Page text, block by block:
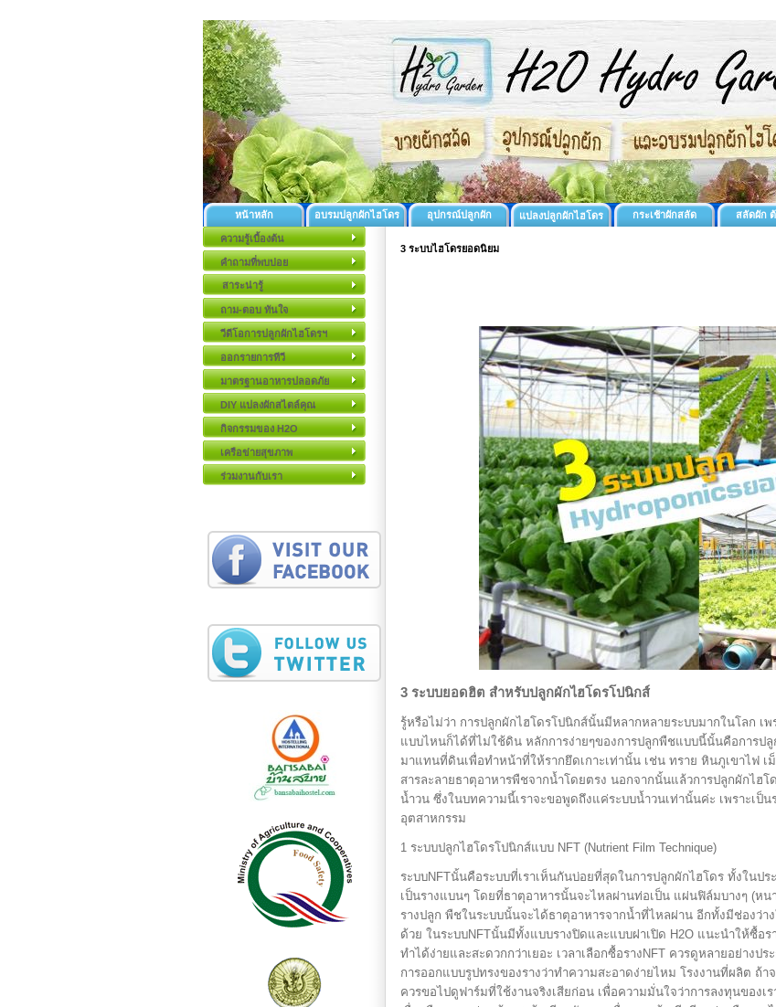
หน้าหลัก อบรมปลูกผักไฮโดร อุปกรณ์ปลูกผัก แปลงปลูกผักไฮโดร กระเช้าผักสลัด สลัดผัก
ความรู้เบื้องต้น
คำถามที่พบบ่อย
สาระน่ารู้
ถาม-ตอบ ทันใจ
วีดีโอการปลูกผักไฮโดรฯ
ออกรายการทีวี
มาตรฐานอาหารปลอดภัย
DIY แปลงผักสไตล์คุณ
กิจกรรมของ H2O
เครือข่ายสุขภาพ
ร่วมงานกับเรา
3 ระบบไฮโดรยอดนิยม
3 ระบบยอดฮิต สำหรับปลูกผักไฮโดรโปนิกส์
รู้หรือไม่ว่า การปลูกผักไฮโดรโปนิกส์นั้นมีหลากหลายระบบมากในโลก เ
แบบไหนก็ได้ที่ไม่ใช้ดิน หลักการง่ายๆของการปลูกพืชแบบนี้นั้นคือการป
มาแทนที่ดินเพื่อทำหน้าที่ให้รากยึดเกาะเท่านั้น เช่น ทราย หินภูเขาไฟ
สารละลายธาตุอาหารพืชจากน้ำโดยตรง นอกจากนั้นแล้วการปลูกผักไฮ
น้ำวน ซึ่งในบทความนี้เราจะขอพูดถึงแค่ระบบน้ำวนเท่านั้นค่ะ เพราะเป็
อุตสาหกรรม
1 ระบบปลูกไฮโดรโปนิกส์แบบ NFT (Nutrient Film Technique)
ระบบNFTนั้นคือระบบที่เราเห็นกันบ่อยที่สุดในการปลูกผักไฮโดร ทั้งในป
เป็นรางแบนๆ โดยที่ธาตุอาหารนั้นจะไหลผ่านท่อเป็น แผ่นฟิล์มบางๆ (ห
รางปลูก พืชในระบบนั้นจะได้ธาตุอาหารจากน้ำที่ไหลผ่าน อีกทั้งมีช่องว่า
ด้วย ในระบบNFTนั้นมีทั้งแบบรางปิดและแบบฝาเปิด H2O แนะนำให้ซื้อ
ทำได้ง่ายและสะดวกกว่าเยอะ เวลาเลือกซื้อรางNFT ควรดูหลายอย่าง
การออกแบบรูปทรงของรางว่าทำความสะอาดง่ายไหม โรงงานที่ผลิต ถ้
ควรขอไปดูฟาร์มที่ใช้งานจริงเสียก่อน เพื่อความมั่นใจว่าการลงทุนของเ